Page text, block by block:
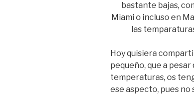
bastante bajas,
Miami o incluso en
las
Hoy quisiera
pequeño, que a
temperaturas, os
ese aspecto, pues no